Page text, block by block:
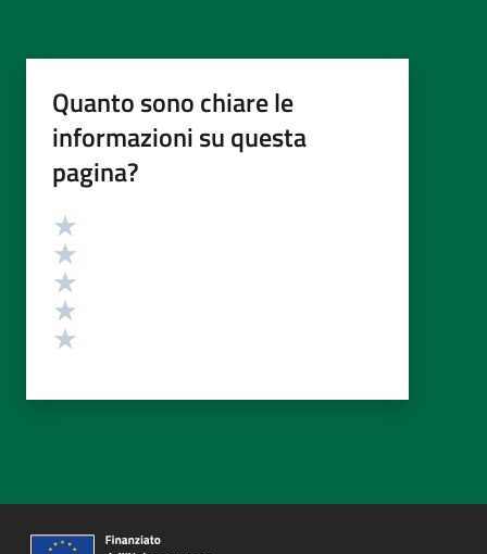
Quanto sono chiare le
informazioni su questa
pagina?
Valutazione